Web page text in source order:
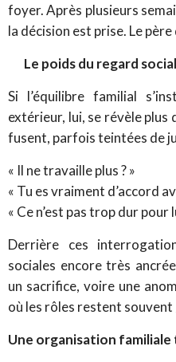
foyer. Après plusieurs
la décision est prise. Le
Le poids du regard social
Si l’équilibre familial
extérieur, lui, se révèle
fusent, parfois teintées de
« Il ne travaille plus ? »
« Tu es vraiment d’accord
« Ce n’est pas trop dur pour
Derrière ces
sociales encore très
un sacrifice, voire une
où les rôles restent souvent
Une organisation